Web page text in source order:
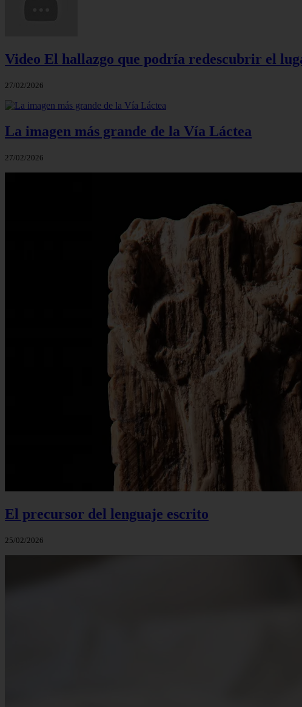
Video El hallazgo que podría redescubrir el
27/02/2026
La imagen más grande de la Vía Láctea
27/02/2026
El precursor del lenguaje escrito
25/02/2026